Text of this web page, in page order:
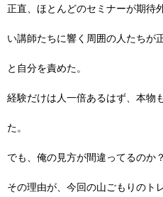
正直、ほとんどのセミナーが期待
い講師たちに響く周囲の人たちが
と自分を責めた。
経験だけは人一倍あるはず、本物
た。
でも、俺の見方が間違ってるのか
その理由が、今回の山ごもりのト